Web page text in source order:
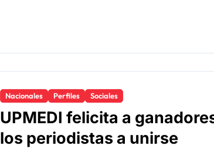
Nacionales Perfiles Sociales
UPMEDI felicita a
los periodistas a unirse